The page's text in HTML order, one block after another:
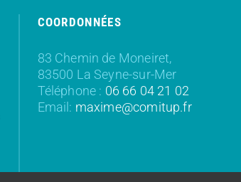
COORDONNÉES
83 Chemin de Moneiret,
83500 La Seyne-sur-Mer
Téléphone : 06 66 04 21 02
Email: maxime@comitup.fr